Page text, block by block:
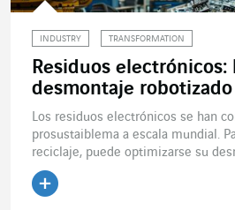
INDUSTRY TRANSFORMATION
Residuos
desmontaje robotizado
Los residuos electrónicos se han
prosustaiblema a escala mundial.
reciclaje, puede optimizarse su